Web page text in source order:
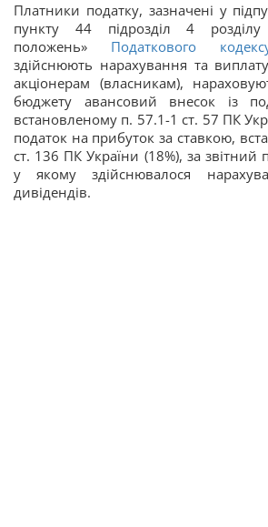
Платники податку, зазначені у
пункту 44 підрозділ 4 розділу
положень» Податкового
здійснюють нарахування та
акціонерам (власникам),
бюджету авансовий внесок із
встановленому п. 57.1-1 ст. 57 ПК
податок на прибуток за ставкою,
ст. 136 ПК України (18%), за звітний
у якому здійснювалося
дивідендів.